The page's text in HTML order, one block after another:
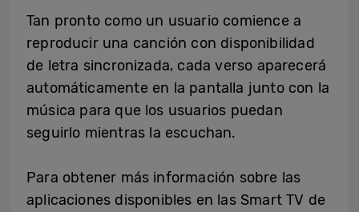
Tan pronto como un usuario comience a
reproducir una canción con disponibilidad
de letra sincronizada, cada verso aparecerá
automáticamente en la pantalla junto con la
música para que los usuarios puedan
seguirlo mientras la escuchan.
Para obtener más información sobre las
aplicaciones disponibles en las Smart TV de